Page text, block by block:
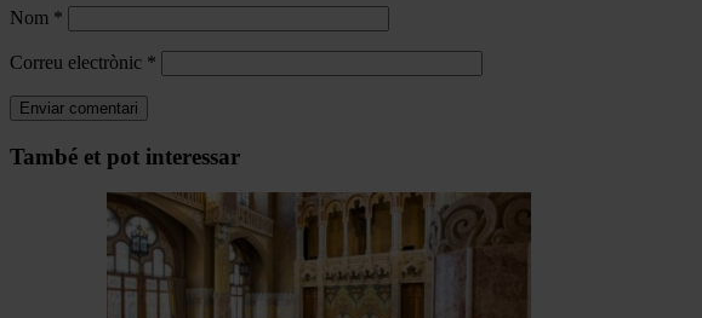
Nom *
Correu electrònic *
Navegar
També et pot interessar